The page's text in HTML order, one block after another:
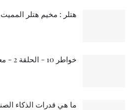
هتلر : مخيم هتلر
خواطر 10 - الحلقة 2 - معيشة ضنكا
ما هي قدرات الذكاء